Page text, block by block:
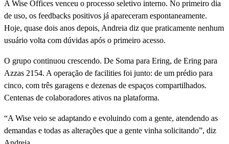
A Wise Offices venceu o processo seletivo interno. No primeiro dia
de uso, os feedbacks positivos já apareceram espontaneamente.
Hoje, quase dois anos depois, Andreia diz que praticamente nenhum
usuário volta com dúvidas após o primeiro acesso.
O grupo continuou crescendo. De Soma para Ering, de Ering para
Azzas 2154. A operação de facilities foi junto: de um prédio para
cinco, com três garagens e dezenas de espaços compartilhados.
Centenas de colaboradores ativos na plataforma.
“A Wise veio se adaptando e evoluindo com a gente, atendendo as
demandas e todas as alterações que a gente vinha solicitando”, diz